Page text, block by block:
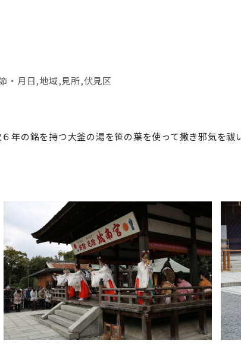
・月日,地域,見所,伏見区
年の銘を持つ大釜の湯を笹の葉を使って撒き邪気を祓